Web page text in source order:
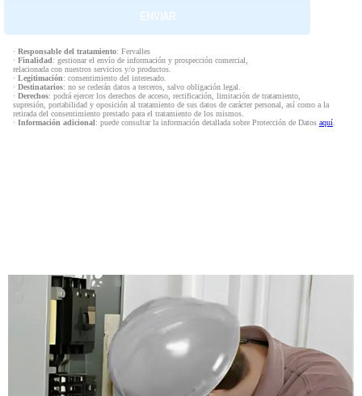
· Responsable del tratamiento: Fervalles
· Finalidad: gestionar el envío de información y prospección comercial,
relacionada con nuestros servicios y/o productos.
· Legitimación: consentimiento del interesado.
· Destinatarios: no se cederán datos a terceros, salvo obligación legal.
· Derechos: podrá ejercer los derechos de acceso, rectificación, limitación de tratamiento,
supresión, portabilidad y oposición al tratamiento de sus datos de carácter personal, así como a la
retirada del consentimiento prestado para el tratamiento de los mismos.
· Información adicional: puede consultar la información detallada sobre Protección de Datos aquí.